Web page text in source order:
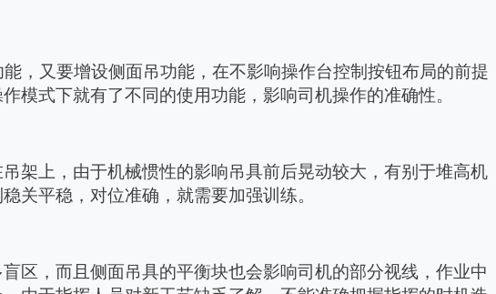
，又要增设侧面吊功能，在不影响操作台控制按钮布局的前提
模式下就有了不同的使用功能，影响司机操作的准确性。
架上，由于机械惯性的影响吊具前后晃动较大，有别于堆高机
关平稳，对位准确，就需要加强训练。
区，而且 侧面吊具的平衡块也会影响司机的部分视线， 作业中